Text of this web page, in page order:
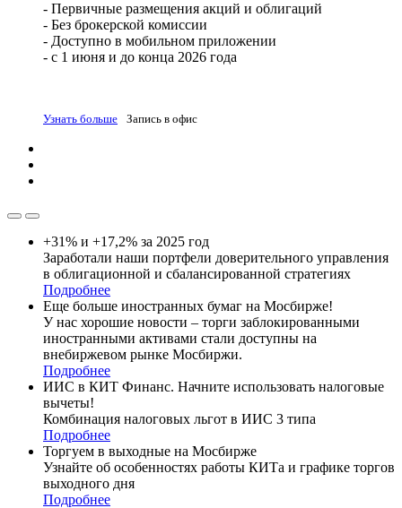
- Первичные размещения акций и облигаций
- Без брокерской комиссии
- Доступно в мобильном приложении
- с 1 июня и до конца 2026 года
Узнать больше Запись в офис
+31% и +17,2% за 2025 год
Заработали наши портфели доверительного управления
в облигационной и сбалансированной стратегиях
Подробнее
Еще больше иностранных бумаг на Мосбирже!
У нас хорошие новости – торги заблокированными
иностранными активами стали доступны на
внебиржевом рынке Мосбиржи.
Подробнее
ИИС в КИТ Финанс. Начните использовать налоговые
вычеты!
Комбинация налоговых льгот в ИИС 3 типа
Подробнее
Торгуем в выходные на Мосбирже
Узнайте об особенностях работы КИТа и графике торгов
выходного дня
Подробнее